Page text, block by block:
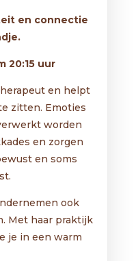
en connectie
20:15 uur
en helpt
zitten. Emoties
worden
en zorgen
en soms
ook
Met haar praktijk
je in een warm